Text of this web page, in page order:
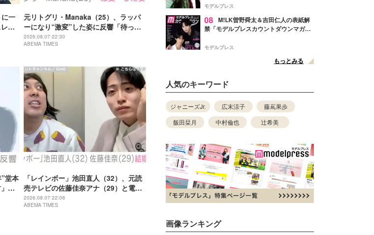
一
シ
元リトグリ・Manaka（25）、ラッパ
ーになり“激変”した姿に反響「待っ
て」「昔から見てるけど 最近ずっと可
愛くなってる」
2026.08.07 22:30
ABEMA TIMES
堂本
「レインボー」池田直人（32）、元読
売テレビの佐藤佳奈アナ（29）と電撃
結婚「ジャンボより先とは」「かなり
びっくり！」など驚きの声
2026.08.07 22:08
ABEMA TIMES
徴する“謎のキーワード”も
モデルプレス
08 M!LK曽野舜太＆吉田仁人の表紙解
禁「モデルプレスカウントダウンマガジ
モデルプレス
もっとみる
人気のキーワード
ジャニーズJr. 広末涼子
藤嶌果歩
飯田栞月
中村倫也 辻希美
画像ランキング